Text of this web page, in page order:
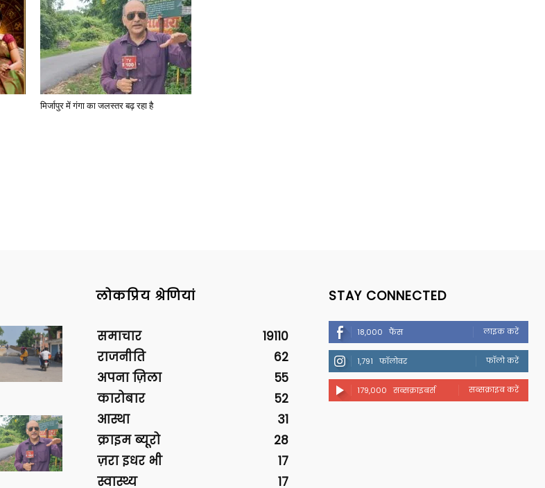
मिर्जापुर में गंगा का जलस्तर बढ़ रहा है
लोकप्रिय श्रेणियां
समाचार
19110
राजनीति
62
अपना ज़िला
55
कारोबार
52
आस्था
31
क्राइम ब्यूरो
28
ज़रा इधर भी
17
स्वास्थ्य
17
STAY CONNECTED
18,000 फैंस लाइक करें
1,791 फॉलोवर फॉलो करें
179,000 सब्सक्राइबर्स सब्सक्राइब करें